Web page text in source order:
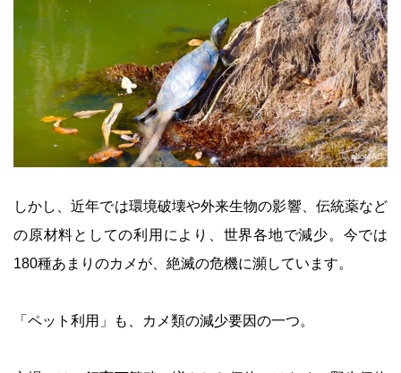
© photoAC
しかし、近年では環境破壊や外来生物の影響、伝統薬など
の原材料としての利用により、世界各地で減少。今では
180種あまりのカメが、絶滅の危機に瀕しています。
「ペット利用」も、カメ類の減少要因の一つ。